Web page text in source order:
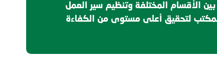
بين الأقسام المختلفة وتنظيم سير العمل
لتحقيق أعلى مستوى من الكفاءة